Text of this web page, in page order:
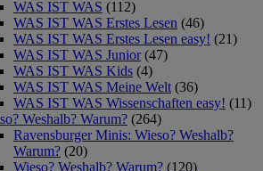
WAS IST WAS (112)
WAS IST WAS Erstes Lesen (46)
WAS IST WAS Erstes Lesen easy! (21)
WAS IST WAS Junior (47)
WAS IST WAS Kids (4)
WAS IST WAS Meine Welt (36)
WAS IST WAS Wissenschaften easy! (11)
Weshalb? Warum? (264)
Ravensburger Minis: Wieso? Weshalb?
Warum? (20)
Wieso? Weshalb? Warum? (120)